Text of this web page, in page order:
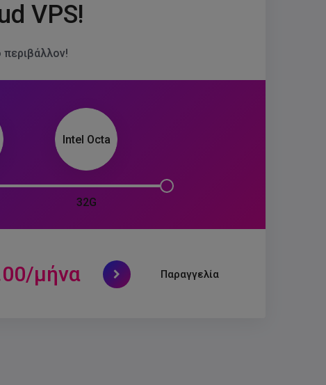
VPS!
περιβάλλον!
Intel Octa
32G
/μήνα Παραγγελία